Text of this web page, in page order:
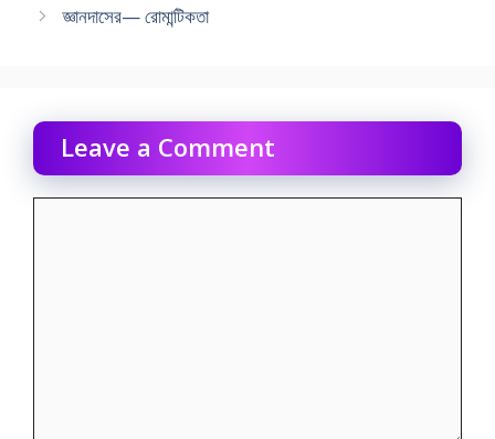
জ্ঞানদাসের— রোমান্টিকতা
Leave a Comment